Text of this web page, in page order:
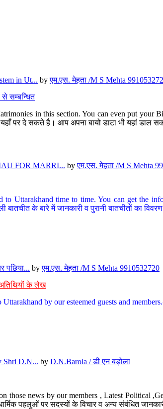
in Ut... byएम.एस. मेहता /M S Mehta
से सम्बन्धित
in this section. You can even put
पर दे सकते है। आप अपना बायो डाटा भी यहां डाल
FOR MARRI... byएम.एस. मेहता /M S Mehta
to Uttarakhand time to time. You can get the
बातचीत के बारे में जानकारी व पुरानी बातचीतों का
पछिया... byएम.एस. मेहता /M S Mehta 9910532720
के लेख
by our esteemed guests and
Shri D.N... by D.N.Barola / डी एन बड़ोला
those news by our members , Latest Political
पहलुओं पर सदस्यों के विचार व अन्य संबंधित